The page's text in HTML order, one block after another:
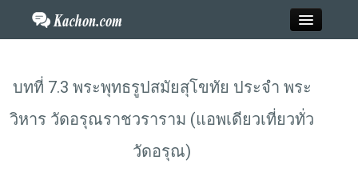
Home
บทที่ 7.3 พระพุทธรูปสมัยสุโขทัย ประจำ พระ
วิหาร วัดอรุณราชวราราม (แอพเดียวเที่ยวทั่ว
วัดอรุณ)